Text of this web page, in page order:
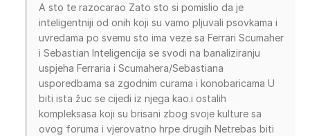
A sto te razocarao Zato sto si pomislio da je
inteligentniji od onih koji su vamo pljuvali psovkama i
uvredama po svemu sto ima veze sa Ferrari Scumaher
i Sebastian Inteligencija se svodi na banaliziranju
uspjeha Ferraria i Scumahera/Sebastiana
usporedbama sa zgodnim curama i konobaricama U
biti ista žuc se cijedi iz njega kao.i ostalih
kompleksasa koji su brisani zbog svoje kulture sa
ovog foruma i vjerovatno hrpe drugih Netrebas biti